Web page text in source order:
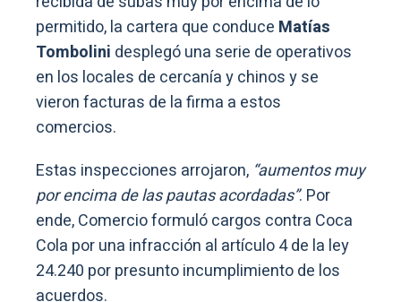
permitido, la cartera que conduce Matías
Tombolini desplegó una serie de operativos
en los locales de cercanía y chinos y se
vieron facturas de la firma a estos
comercios.
Estas inspecciones arrojaron, “aumentos muy
por encima de las pautas acordadas”. Por
ende, Comercio formuló cargos contra Coca
Cola por una infracción al artículo 4 de la ley
24.240 por presunto incumplimiento de los
acuerdos.